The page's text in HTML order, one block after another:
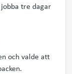
tre dagar
och valde att